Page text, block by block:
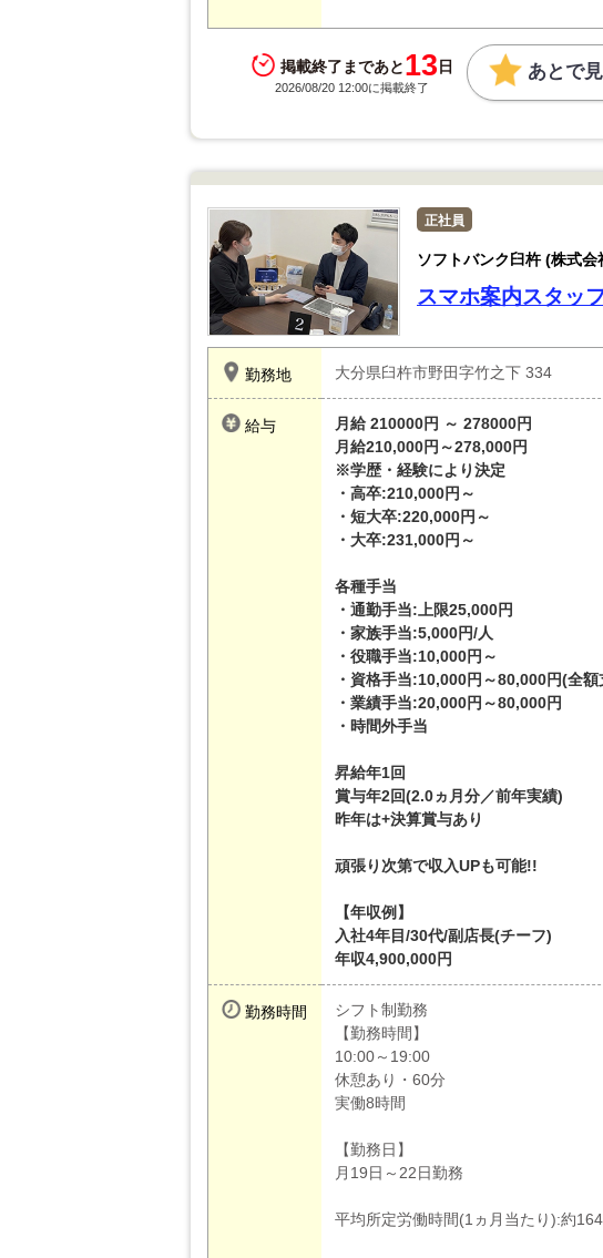
掲載終了まであと13 日
2026/08/20 12:00に掲載終了
あとで
正社員
ソフトバンク臼杵 (株式会
スマホ案内スタッ
勤務地 大分県臼杵市野田字竹之下 334
給与
月給 210000円 ～ 278000円
月給210,000円～278,000円
※学歴・経験により決定
・高卒:210,000円～
・短大卒:220,000円～
・大卒:231,000円～
各種手当
・通勤手当:上限25,000円
・家族手当:5,000円/人
・役職手当:10,000円～
・資格手当:10,000円～80,000円(全額
・業績手当:20,000円～80,000円
・時間外手当
昇給年1回
賞与年2回(2.0ヵ月分／前年実績)
昨年は+決算賞与あり
頑張り次第で収入UPも可能!!
【年収例】
入社4年目/30代/副店長(チーフ)
年収4,900,000円
勤務時間
シフト制勤務
【勤務時間】
10:00～19:00
休憩あり・60分
実働8時間
【勤務日】
月19日～22日勤務
平均所定労働時間(1ヵ月当たり):約